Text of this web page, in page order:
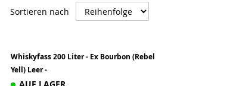
Sortieren nach
Whiskyfass 200 Liter - Ex Bourbon (Rebel
Yell) Leer -